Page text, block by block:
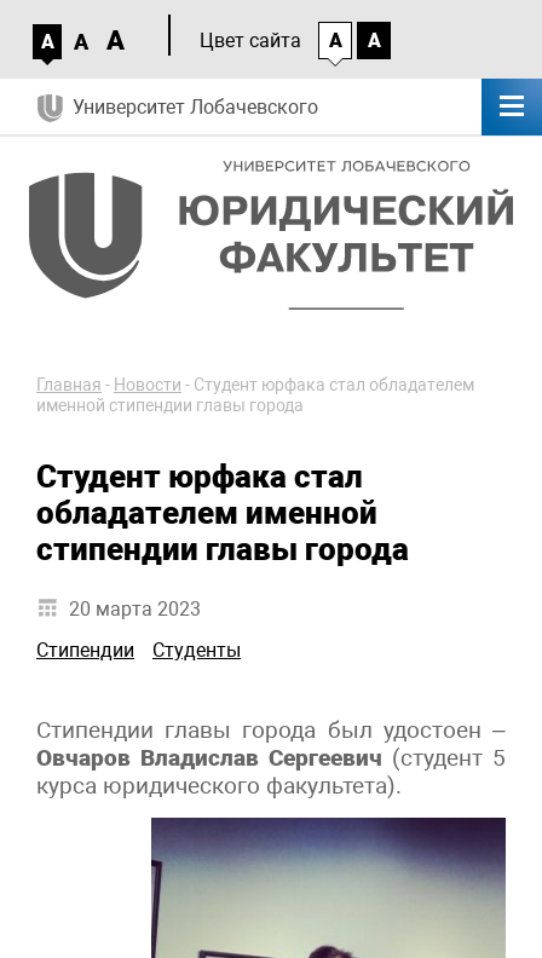
A A A Цвет сайта A A
Университет Лобачевского
Главная - Новости - Студент юрфака стал обладателем
именной стипендии главы города
Студент юрфака стал
обладателем именной
стипендии главы города
20 марта 2023
Стипендии
Студенты
Стипендии главы города был удостоен –
Овчаров Владислав Сергеевич (студент 5
курса юридического факультета).